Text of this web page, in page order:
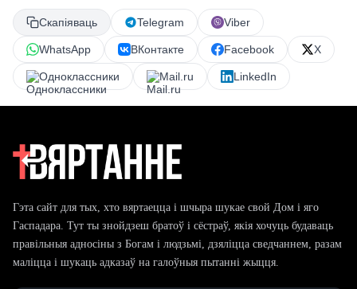
Скапіяваць Telegram Viber
WhatsApp ВКонтакте Facebook X
Одноклассники Mail.ru LinkedIn
Гэта сайт для тых, хто вяртаецца і шчыра шукае свой Дом і яго
Гаспадара. Тут ты знойдзеш братоў і сёстраў, якія хочуць будаваць
правільныя адносіны з Богам і людзьмі, дзяліцца сведчаннем, разам
маліцца і шукаць адказаў на галоўныя пытанні жыцця.